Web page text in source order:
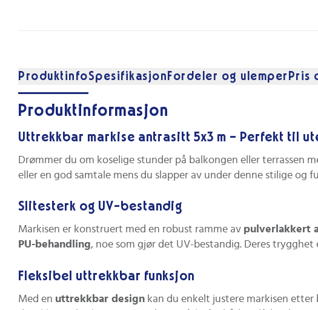
ProduktinfoSpesifikasjon Fordeler og ulemper Pris
Produktinformasjon
Uttrekkbar markise antrasitt 5x3 m – Perfekt til
Drømmer du om koselige stunder på balkongen eller terrassen
eller en god samtale mens du slapper av under denne stilige og
Slitesterk og UV-bestandig
Markisen er konstruert med en robust ramme av pulverlakkert
PU-behandling, noe som gjør det UV-bestandig. Deres
Fleksibel uttrekkbar funksjon
Med en uttrekkbar design kan du enkelt justere markisen